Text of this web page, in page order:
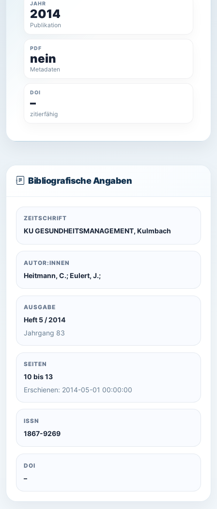
JAHR
2014
Publikation
PDF
nein
Metadaten
DOI
–
zitierfähig
Bibliografische Angaben
ZEITSCHRIFT
KU GESUNDHEITSMANAGEMENT, Kulmbach
AUTOR:INNEN
Heitmann, C.; Eulert, J.;
AUSGABE
Heft 5 / 2014
Jahrgang 83
SEITEN
10 bis 13
Erschienen: 2014-05-01 00:00:00
ISSN
1867-9269
DOI
–